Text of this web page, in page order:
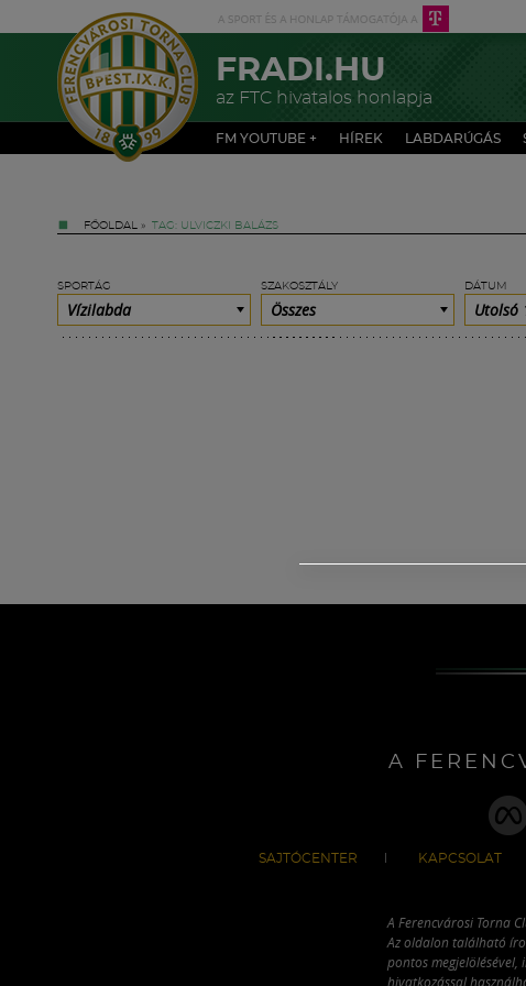
FRADI.HU
az FTC hivatalos honlapja
FM YOUTUBE + HÍREK LABDARÚGÁS
FŐOLDAL » TAG: ULVICZKI BALÁZS
SPORTÁG
Vízilabda
SZAKOSZTÁLY
Összes
DÁTUM
Utolsó
A
SAJTÓCENTER KAPCSOLAT
A Ferencvárosi Torna
Az oldalon található
pontos megjelölésével,
hivatkozással